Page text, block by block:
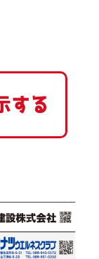
する